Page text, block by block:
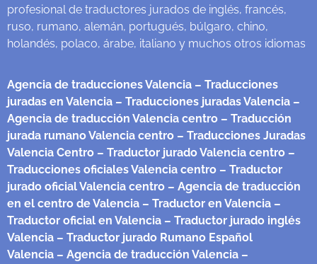
profesional de traductores jurados de inglés, francés,
ruso, rumano, alemán, portugués, búlgaro, chino,
holandés, polaco, árabe, italiano y muchos otros idiomas
Agencia de traducciones Valencia – Traducciones
juradas en Valencia – Traducciones juradas Valencia –
Agencia de traducción Valencia centro – Traducción
jurada rumano Valencia centro – Traducciones Juradas
Valencia Centro – Traductor jurado Valencia centro –
Traducciones oficiales Valencia centro – Traductor
jurado oficial Valencia centro – Agencia de traducción
en el centro de Valencia – Traductor en Valencia –
Traductor oficial en Valencia – Traductor jurado inglés
Valencia – Traductor jurado Rumano Español
Valencia – Agencia de traducción Valencia –